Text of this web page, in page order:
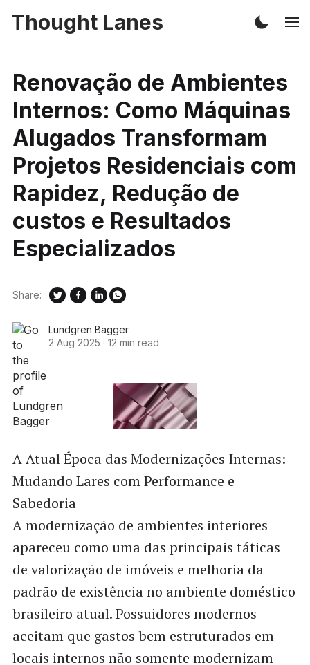
Thought Lanes
Renovação de Ambientes
Internos: Como Máquinas
Alugados Transformam
Projetos Residenciais com
Rapidez, Redução de
custos e Resultados
Especializados
Lundgren Bagger
2 Aug 2025 · 12 min read
Share:
A Atual Época das Modernizações Internas:
Mudando Lares com Performance e
Sabedoria
A modernização de ambientes interiores
apareceu como uma das principais táticas
de valorização de imóveis e melhoria da
padrão de existência no ambiente doméstico
brasileiro atual. Possuidores modernos
aceitam que gastos bem estruturados em
locais internos não somente modernizam